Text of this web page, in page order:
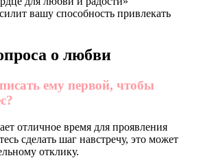
вашу способность привлекать
о любви
ему первой, чтобы
отличное время для проявления
сделать шаг навстречу, это может
отклику.